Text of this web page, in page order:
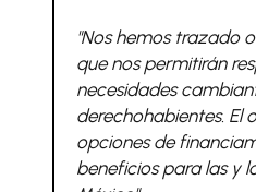
"Nos hemos trazado
que nos permitirán
necesidades
derechohabientes. El
opciones de
beneficios para las y